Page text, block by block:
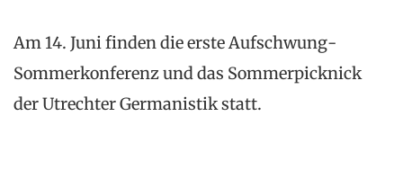
Am 14. Juni finden die erste Aufschwung-
Sommerkonferenz und das Sommerpicknick
der Utrechter Germanistik statt.